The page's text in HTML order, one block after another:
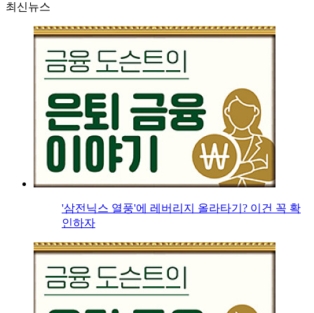
최신뉴스
'삼전닉스 열풍'에 레버리지 올라타기? 이건 꼭 확
인하자